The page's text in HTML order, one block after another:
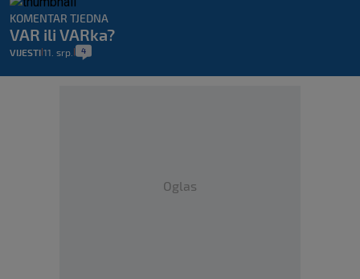
KOMENTAR TJEDNA
VAR ili VARka?
VIJESTI 11. srp. 4
Oglas